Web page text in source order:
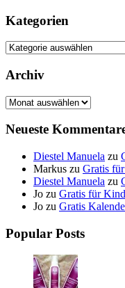
Kategorien
Kategorien
Archiv
Archiv
Neueste
Diestel Manuela zu
Markus zu Gratis
Diestel Manuela zu
Jo zu Gratis für
Jo zu Gratis
Popular Posts